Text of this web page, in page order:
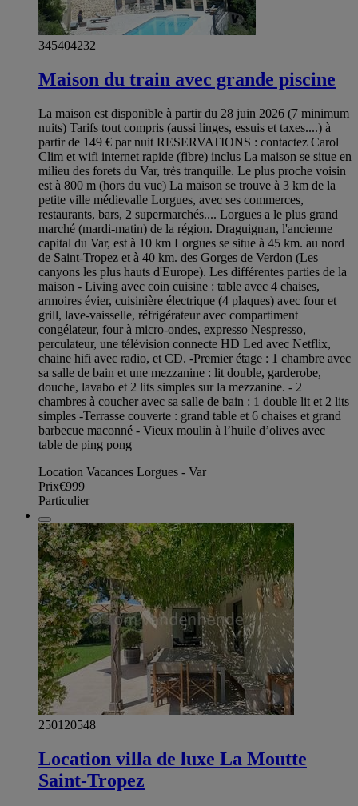
345404232
Maison du train avec grande piscine
La maison est disponible à partir du 28 juin 2026 (7 minimum
nuits) Tarifs tout compris (aussi linges, essuis et taxes....) à
partir de 149 € par nuit RESERVATIONS : contactez Carol
Clim et wifi internet rapide (fibre) inclus La maison se situe en
milieu des forets du Var, très tranquille. Le plus proche voisin
est à 800 m (hors du vue) La maison se trouve à 3 km de la
petite ville médievalle Lorgues, avec ses commerces,
restaurants, bars, 2 supermarchés.... Lorgues a le plus grand
marché (mardi-matin) de la région. Draguignan, l'ancienne
capital du Var, est à 10 km Lorgues se situe à 45 km. au nord
de Saint-Tropez et à 40 km. des Gorges de Verdon (Les
canyons les plus hauts d'Europe). Les différentes parties de la
maison - Living avec coin cuisine : table avec 4 chaises,
armoires évier, cuisinière électrique (4 plaques) avec four et
grill, lave-vaisselle, réfrigérateur avec compartiment
congélateur, four à micro-ondes, expresso Nespresso,
perculateur, une télévision connecte HD Led avec Netflix,
chaine hifi avec radio, et CD. -Premier étage : 1 chambre avec
sa salle de bain et une mezzanine : lit double, garderobe,
douche, lavabo et 2 lits simples sur la mezzanine. - 2
chambres à coucher avec sa salle de bain : 1 double lit et 2 lits
simples -Terrasse couverte : grand table et 6 chaises et grand
barbecue maconné - Vieux moulin à l’huile d’olives avec
table de ping pong
Location Vacances Lorgues - Var
Prix€999
Particulier
250120548
Location villa de luxe La Moutte
Saint-Tropez